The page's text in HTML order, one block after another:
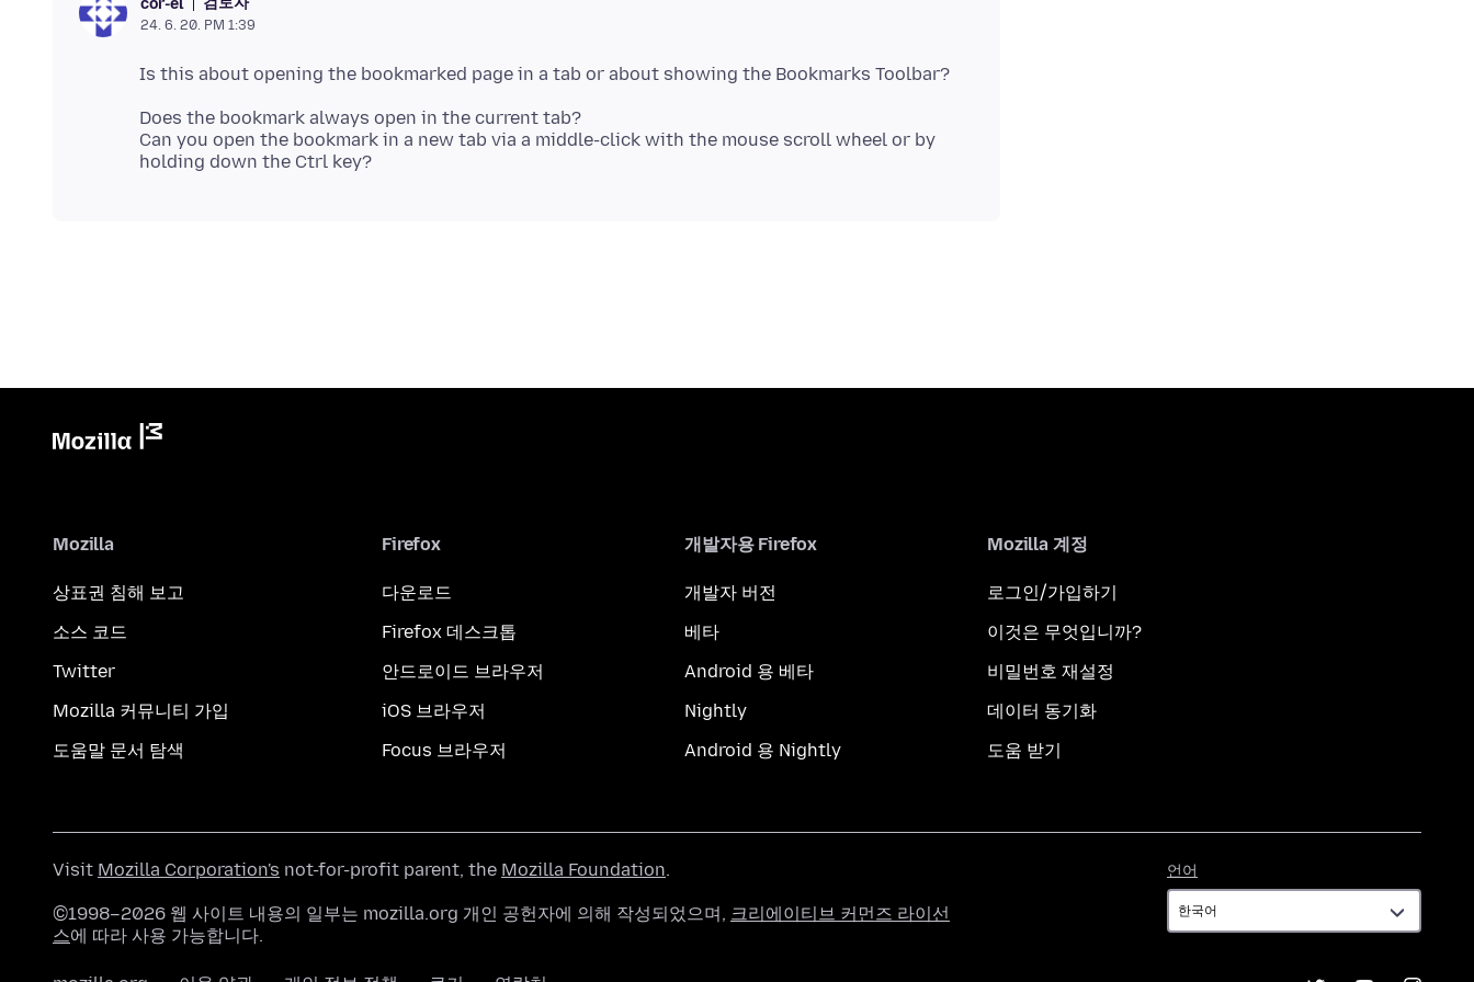
cor-el
24. 6. 20. PM 1:39
Does the bookmark always open in the current tab?
Can you open the bookmark in a new tab via a middle-click with the mouse scroll wheel or by
Mozilla
상표권 침해 보고
소스 코드
Twitter
Mozilla 커뮤니티 가입
도움말 문서 탐색
Firefox
다운로드
Firefox 데스크톱
안드로이드 브라우저
iOS 브라우저
Focus 브라우저
개발자용 Firefox
개발자 버전
베타
Android 용 베타
Nightly
Android 용 Nightly
Mozilla 계정
로그인/가입하기
이것은 무엇입니까?
비밀번호 재설정
데이터 동기화
도움 받기
언어
어
Visit Mozilla Corporation's not-for-profit parent, the Mozilla Foundation.
©1998–2026 웹 사이트 내용의 일부는 mozilla.org 개인 공헌자에 의해 작성되었으며, 크리에이티브 커먼즈 라이선
스에 따라 사용 가능합니다.